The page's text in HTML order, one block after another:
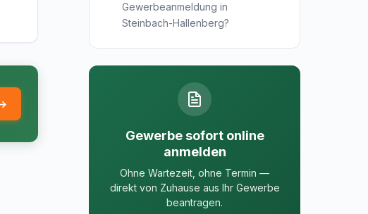
Gewerbeanmeldung in
Steinbach-Hallenberg?
Gewerbe sofort online
anmelden
Ohne Wartezeit, ohne Termin —
direkt von Zuhause aus Ihr Gewerbe
beantragen.